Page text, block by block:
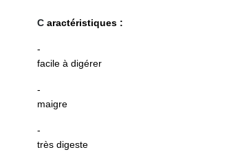
C aractéristiques :
-
facile à digérer
-
maigre
-
très digeste